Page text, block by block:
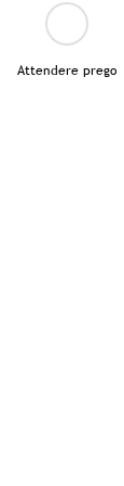
Attendere prego